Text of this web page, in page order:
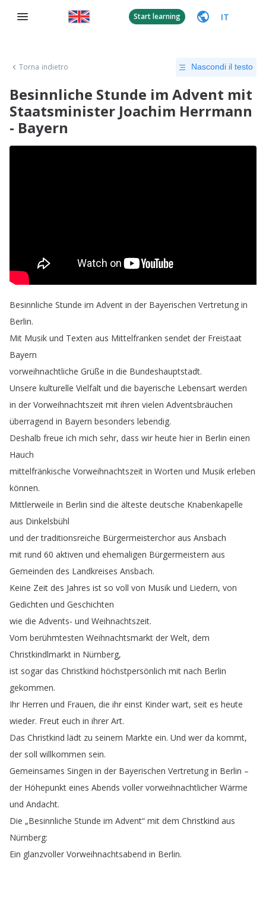
Start learning IT
Torna indietro Nascondi il testo
Besinnliche Stunde im Advent mit
Staatsminister Joachim Herrmann
- Bayern
Besinnliche Stunde im Advent in der Bayerischen Vertretung in
Berlin.
Mit Musik und Texten aus Mittelfranken sendet der Freistaat
Bayern
vorweihnachtliche Grüße in die Bundeshauptstadt.
Unsere kulturelle Vielfalt und die bayerische Lebensart werden
in der Vorweihnachtszeit mit ihren vielen Adventsbräuchen
überragend in Bayern besonders lebendig.
Deshalb freue ich mich sehr, dass wir heute hier in Berlin einen
Hauch
mittelfränkische Vorweihnachtszeit in Worten und Musik erleben
können.
Mittlerweile in Berlin sind die älteste deutsche Knabenkapelle
aus Dinkelsbühl
und der traditionsreiche Bürgermeisterchor aus Ansbach
mit rund 60 aktiven und ehemaligen Bürgermeistern aus
Gemeinden des Landkreises Ansbach.
Keine Zeit des Jahres ist so voll von Musik und Liedern, von
Gedichten und Geschichten
wie die Advents- und Weihnachtszeit.
Vom berühmtesten Weihnachtsmarkt der Welt, dem
Christkindlmarkt in Nürnberg,
ist sogar das Christkind höchstpersönlich mit nach Berlin
gekommen.
Ihr Herren und Frauen, die ihr einst Kinder wart, seit es heute
wieder. Freut euch in ihrer Art.
Das Christkind lädt zu seinem Markte ein. Und wer da kommt,
der soll willkommen sein.
Gemeinsames Singen in der Bayerischen Vertretung in Berlin –
der Höhepunkt eines Abends voller vorweihnachtlicher Wärme
und Andacht.
Die „Besinnliche Stunde im Advent“ mit dem Christkind aus
Nürnberg:
Ein glanzvoller Vorweihnachtsabend in Berlin.